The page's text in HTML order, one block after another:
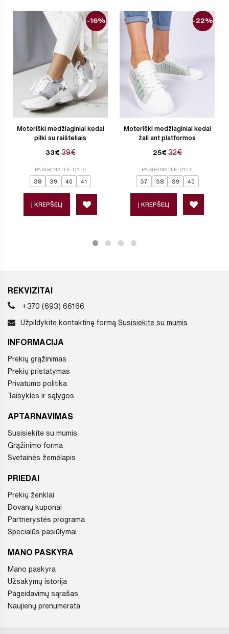
Moteriški medžiaginiai kedai
pilki su raišteliais
33€ 39€
-16%
PASIRINKITE DYDĮ
38 39 40 41
Į KREPŠELĮ
Moteriški medžiaginiai kedai
žali ant platformos
25€ 32€
-22%
PASIRINKITE DYDĮ
37 38 39 40
Į KREPŠELĮ
REKVIZITAI
+370 (693) 66166
Užpildykite kontaktinę formą Susisiekite su mumis
INFORMACIJA
Prekių grąžinimas
Prekių pristatymas
Privatumo politika
Taisyklės ir sąlygos
APTARNAVIMAS
Susisiekite su mumis
Grąžinimo forma
Svetainės žemėlapis
PRIEDAI
Prekių ženklai
Dovanų kuponai
Partnerystės programa
Specialūs pasiūlymai
MANO PASKYRA
Mano paskyra
Užsakymų istorija
Pageidavimų sąrašas
Naujienų prenumerata